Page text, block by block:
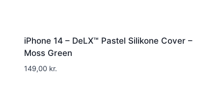
iPhone 14 – DeLX™ Pastel Silikone Cover –
Moss Green
149,00 kr.